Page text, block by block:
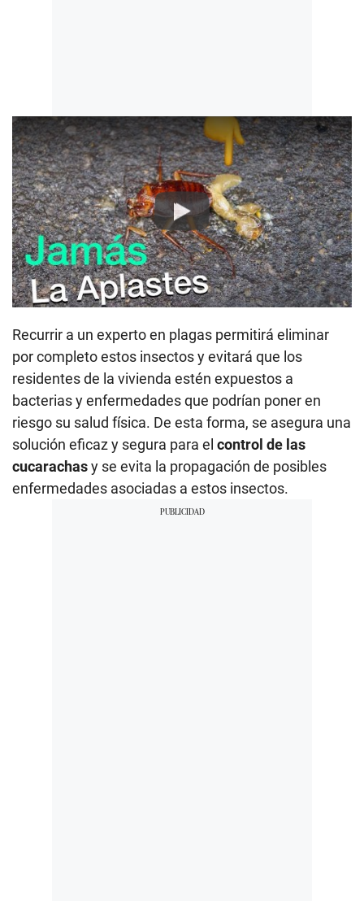
Play
Recurrir a un experto en plagas permitirá eliminar
por completo estos insectos y evitará que los
residentes de la vivienda estén expuestos a
bacterias y enfermedades que podrían poner en
riesgo su salud física. De esta forma, se asegura una
solución eficaz y segura para el control de las
cucarachasy se evita la propagación de posibles
enfermedades asociadas a estos insectos.